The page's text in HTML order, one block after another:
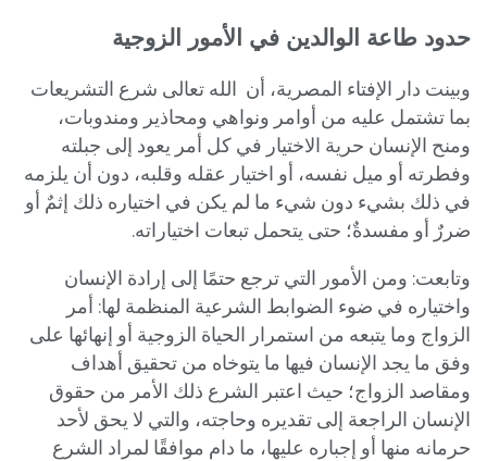
حدود طاعة الوالدين في الأمور الزوجية
وبينت دار الإفتاء المصرية، أن الله تعالى شرع التشريعات
بما تشتمل عليه من أوامر ونواهي ومحاذير ومندوبات،
ومنح الإنسان حرية الاختيار في كل أمر يعود إلى جبلته
وفطرته أو ميل نفسه، أو اختيار عقله وقلبه، دون أن يلزمه
في ذلك بشيء دون شيء ما لم يكن في اختياره ذلك إثمٌ أو
ضررٌ أو مفسدةٌ؛ حتى يتحمل تبعات اختياراته.
وتابعت: ومن الأمور التي ترجع حتمًا إلى إرادة الإنسان
واختياره في ضوء الضوابط الشرعية المنظمة لها: أمر
الزواج وما يتبعه من استمرار الحياة الزوجية أو إنهائها على
وفق ما يجد الإنسان فيها ما يتوخاه من تحقيق أهداف
ومقاصد الزواج؛ حيث اعتبر الشرع ذلك الأمر من حقوق
الإنسان الراجعة إلى تقديره وحاجته، والتي لا يحق لأحد
حرمانه منها أو إجباره عليها، ما دام موافقًا لمراد الشرع